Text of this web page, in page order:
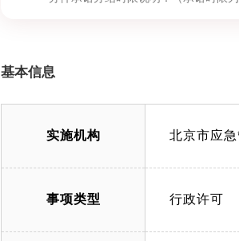
基本信息
实施机构 北京市应
事项类型 行政许可